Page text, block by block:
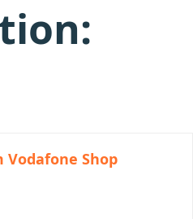
Shop